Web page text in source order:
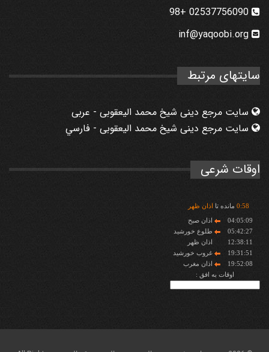
inf@yaqoobi.org
سایتهای مرتبط
سایت مرجع دینی شیخ محمد الیعقوبی - عربی
سایت مرجع دینی شیخ محمد الیعقوبی - فارسي
اوقات شرعی
0:58 مانده تا اذان ظهر
04:05:09
اذان صبح
05:42:27
طلوع خورشید
12:38:11
اذان ظهر
19:31:51
غروب خورشید
19:52:08
اذان مغرب
اوقات به افق :